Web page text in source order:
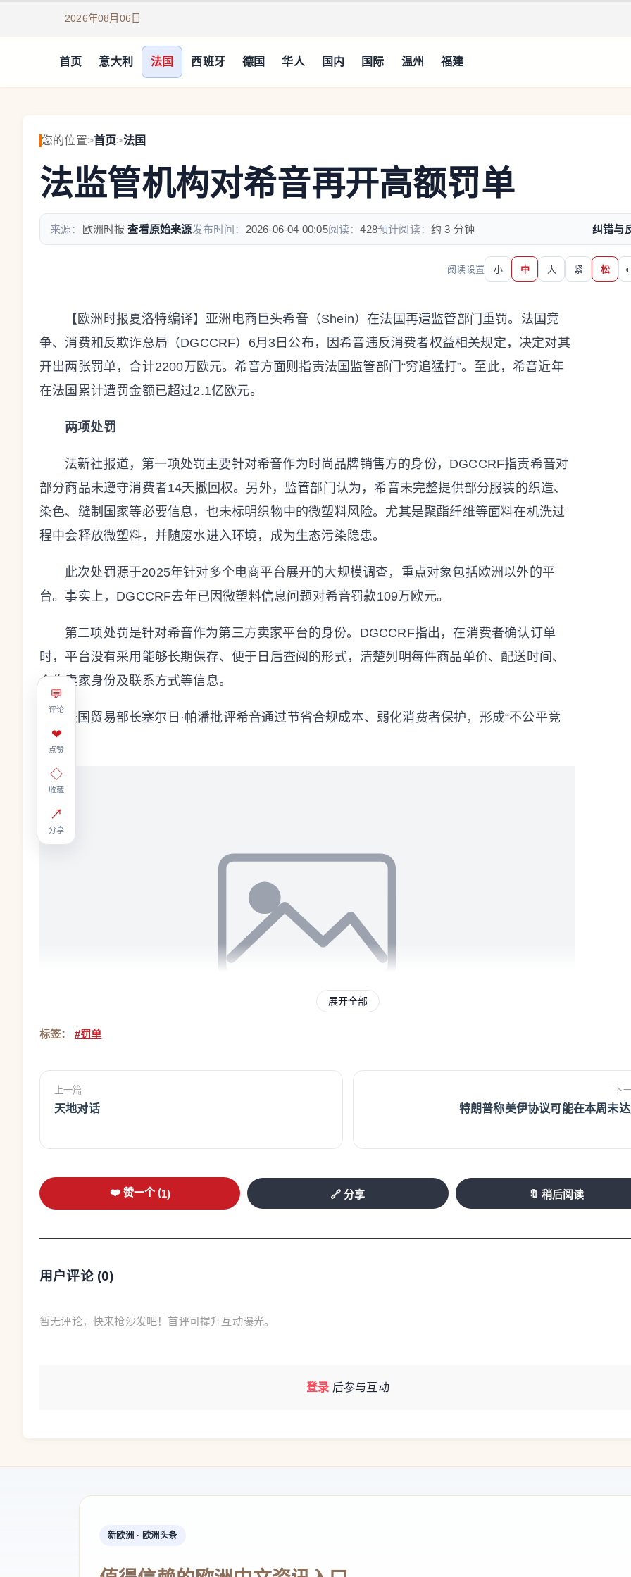
2026年08月06日
首页 意大利 法国 西班牙 德国 华人 国内 国际 温州 福建
您的位置>首页>法国
法监管机构对希音再开高额罚单
来源： 欧洲时报 查看原始来源发布时间： 2026-06-04 00:05阅读：428预计阅读：约 3 分钟 纠错与
阅读设置 小 中 大 紧 松 ◐
💬
评论
❤
点赞
◇
收藏
↗
分享
【欧洲时报夏洛特编译】亚洲电商巨头希音（Shein）在法国再遭监管部门重罚。法国竞
争、消费和反欺诈总局（DGCCRF）6月3日公布，因希音违反消费者权益相关规定，决定对其
开出两张罚单，合计2200万欧元。希音方面则指责法国监管部门“穷追猛打”。至此，希音近年
在法国累计遭罚金额已超过2.1亿欧元。
两项处罚
法新社报道，第一项处罚主要针对希音作为时尚品牌销售方的身份，DGCCRF指责希音对
部分商品未遵守消费者14天撤回权。另外，监管部门认为，希音未完整提供部分服装的织造、
染色、缝制国家等必要信息，也未标明织物中的微塑料风险。尤其是聚酯纤维等面料在机洗过
程中会释放微塑料，并随废水进入环境，成为生态污染隐患。
此次处罚源于2025年针对多个电商平台展开的大规模调查，重点对象包括欧洲以外的平
台。事实上，DGCCRF去年已因微塑料信息问题对希音罚款109万欧元。
第二项处罚是针对希音作为第三方卖家平台的身份。DGCCRF指出，在消费者确认订单
时，平台没有采用能够长期保存、便于日后查阅的形式，清楚列明每件商品单价、配送时间、
合作卖家身份及联系方式等信息。
法国贸易部长塞尔日·帕潘批评希音通过节省合规成本、弱化消费者保护，形成“不公平竞
争”。
图为2026年2月昂热市BHV百货公司内希音专柜的收银员；如今法国监管机构开出高额罚单，
希音对处罚强烈不满，称两项罚款“明显不成比例且带有歧视性”，并表示将“坚决、全面”提
出申诉。
关于撤回权问题，希音回应称，监管部门“混淆”了法定撤回权与平台自身“更有利于消费者”
便由公司主动解决，而且这一解决时间远早于收到DGCCRF行政处罚决定之时。
管部门认为，一旦消费者删除账户，便无法再查看这些信息，因此不能视为合规。
内容，却选择不通知该公司，从而施加尽可能高额的处罚。
争议缠身
希音近年来一直是法国及欧洲监管部门、环保组织和传统商业界关注的焦点。这家快时尚
展开全部
标签： #罚单
上一篇
天地对话
下
特朗普称美伊协议可能在本周末
❤️ 赞一个 (1) 🔗 分享 🔖 稍后阅读
用户评论 (0)
暂无评论，快来抢沙发吧！首评可提升互动曝光。
登录 后参与互动
新欧洲 · 欧洲头条